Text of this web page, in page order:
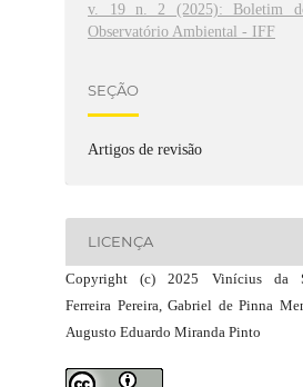
v. 19 n. 2 (2025): Boletim
Observatório Ambiental - IFF
SEÇÃO
Artigos de revisão
LICENÇA
Copyright (c) 2025 Vinícius da
Ferreira Pereira, Gabriel de Pinna
Augusto Eduardo Miranda Pinto